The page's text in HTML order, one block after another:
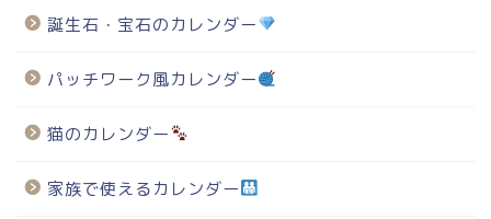
誕生石・宝石のカレンダー
パッチワーク風カレンダー
猫のカレンダー
家族で使えるカレンダー